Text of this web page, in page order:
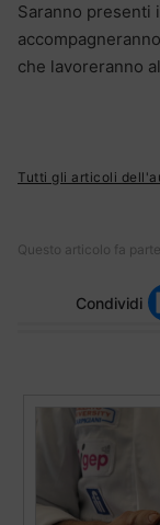
Saranno presenti
che lavoreranno
Tutti gli articoli
Questo articolo fa
Condividi